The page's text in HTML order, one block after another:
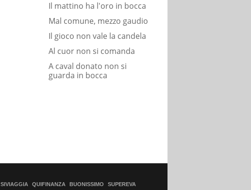
Il mattino ha l'oro in bocca
Mal comune, mezzo gaudio
Il gioco non vale la candela
Al cuor non si comanda
A caval donato non si
guarda in bocca
SIVIAGGIA QUIFINANZA BUONISSIMO SUPEREVA